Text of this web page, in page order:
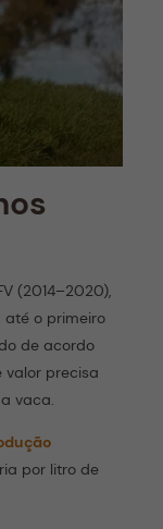
(2014–2020),
até o primeiro
de acordo
valor precisa
vaca.
por litro de